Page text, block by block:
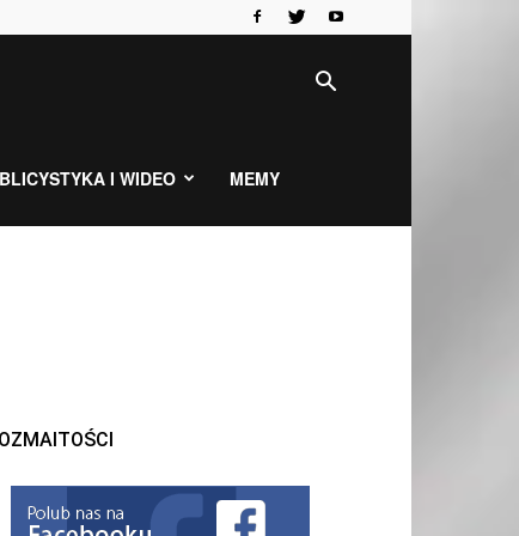
I WIDEO MEMY